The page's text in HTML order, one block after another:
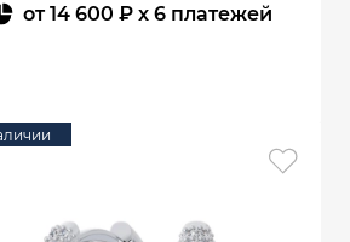
от14 600 ₽x 6 платежей